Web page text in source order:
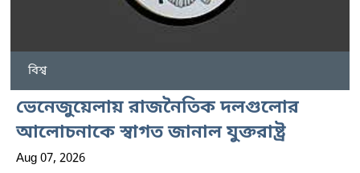
বিশ্ব
ভেনেজুয়েলায় রাজনৈতিক দলগুলোর
আলোচনাকে স্বাগত জানাল যুক্তরাষ্ট্র
Aug 07, 2026